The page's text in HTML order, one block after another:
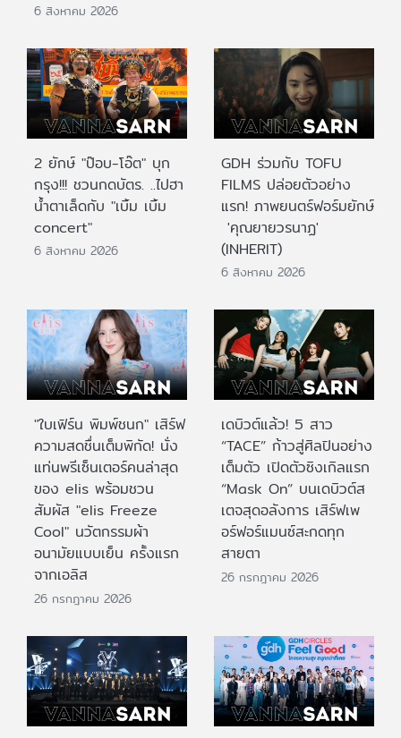
6 สิงหาคม 2026
2 ยักษ์ "ป๊อบ-โอ๊ต" บุก
กรุง!!! ชวนกดบัตร. ..ไปฮา
น้ำตาเล็ดกับ "เบิ้ม เบิ้ม
concert"
6 สิงหาคม 2026
GDH ร่วมกับ TOFU
FILMS ปล่อยตัวอย่าง
แรก! ภาพยนตร์ฟอร์มยักษ์
'คุณยายวรนาฏ'
(INHERIT)
6 สิงหาคม 2026
"ใบเฟิร์น พิมพ์ชนก" เสิร์ฟ
ความสดชื่นเต็มพิกัด! นั่ง
แท่นพรีเซ็นเตอร์คนล่าสุด
ของ elis พร้อมชวน
สัมผัส "elis Freeze
Cool" นวัตกรรมผ้า
อนามัยแบบเย็น ครั้งแรก
จากเอลิส
26 กรกฎาคม 2026
เดบิวต์แล้ว! 5 สาว
“TACE” ก้าวสู่ศิลปินอย่าง
เต็มตัว เปิดตัวซิงเกิลแรก
“Mask On” บนเดบิวต์ส
เตจสุดอลังการ เสิร์ฟเพ
อร์ฟอร์แมนซ์สะกดทุก
สายตา
26 กรกฎาคม 2026